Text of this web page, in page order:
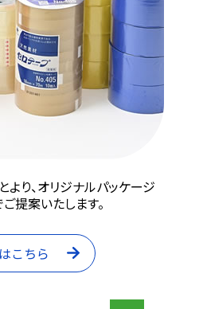
り、オリジナルパッケージ
提案いたします。
こちら